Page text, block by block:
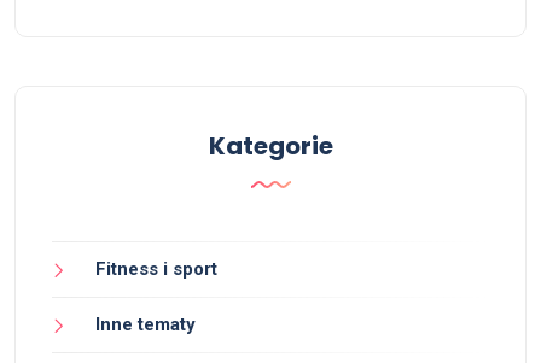
Kategorie
Fitness i sport
Inne tematy